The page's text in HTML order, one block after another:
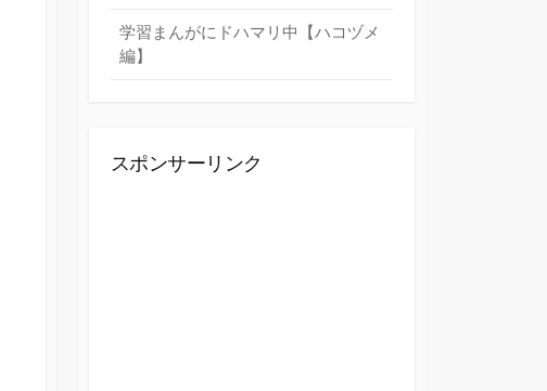
学習まんがにドハマリ中【ハコヅメ
編】
スポンサーリンク